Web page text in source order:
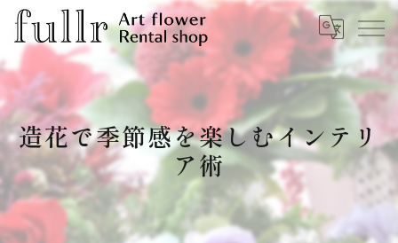
造花で季節感を楽しむインテリ
ア術